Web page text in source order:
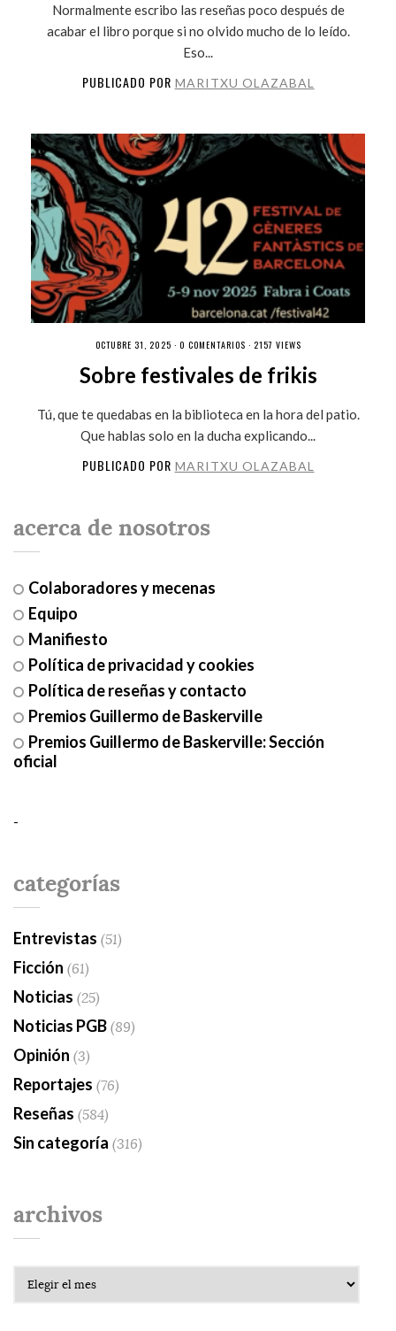
Normalmente escribo las reseñas poco después de
acabar el libro porque si no olvido mucho de lo leído.
Eso...
PUBLICADO POR MARITXU OLAZABAL
OCTUBRE 31, 2025 · 0 COMENTARIOS · 2157 VIEWS
Sobre festivales de frikis
Tú, que te quedabas en la biblioteca en la hora del patio.
Que hablas solo en la ducha explicando...
PUBLICADO POR MARITXU OLAZABAL
acerca de nosotros
Colaboradores y mecenas
Equipo
Manifiesto
Política de privacidad y cookies
Política de reseñas y contacto
Premios Guillermo de Baskerville
Premios Guillermo de Baskerville: Sección
oficial
-
categorías
Entrevistas (51)
Ficción (61)
Noticias (25)
Noticias PGB(89)
Opinión (3)
Reportajes (76)
Reseñas (584)
Sin categoría (316)
archivos